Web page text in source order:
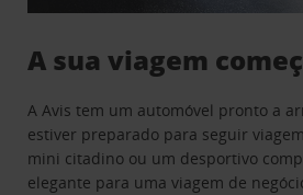
A sua viagem
A Avis tem um automóvel pronto a
estiver preparado para seguir
mini citadino ou um desportivo
elegante para uma viagem de